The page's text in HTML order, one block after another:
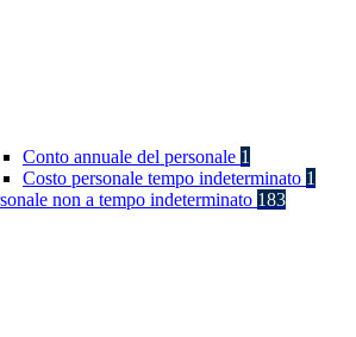
Conto annuale del personale 1
Costo personale tempo indeterminato 1
non a tempo indeterminato 183